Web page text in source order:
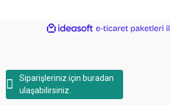
Siparişleriniz için buradan
ulaşabilirsiniz.
ideasoft
e-